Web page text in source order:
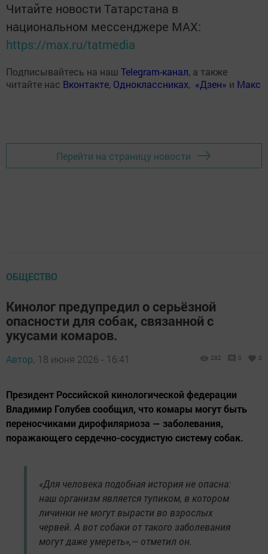
Читайте новости Татарстана в
национальном мессенджере MАХ:
https://max.ru/tatmedia
Подписывайтесь на наш Telegram-канал, а также
читайте нас Вконтакте, Одноклассниках, «Дзен» и Макс
Перейти на страницу новости
ОБЩЕСТВО
Кинолог предупредил о серьёзной
опасности для собак, связанной с
укусами комаров.
Автор, 18 июня 2026 - 16:41 292 0 0
Президент Российской кинологической федерации
Владимир Голубев сообщил, что комары могут быть
переносчиками дирофиляриоза — заболевания,
поражающего сердечно-сосудистую систему собак.
«Для человека подобная история не опасна:
наш организм является тупиком, в котором
личинки не могут вырасти во взрослых
червей. А вот собаки от такого заболевания
могут даже умереть»,— отметил он.